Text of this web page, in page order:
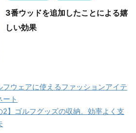
3番ウッドを追加したことによる嬉
しい効果
フウェアに使えるファッションアイテ
ート
2】ゴルフグッズの収納。効率よく支